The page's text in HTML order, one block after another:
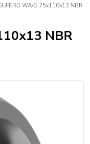
WA/G 75x110x13 NBR
NBR